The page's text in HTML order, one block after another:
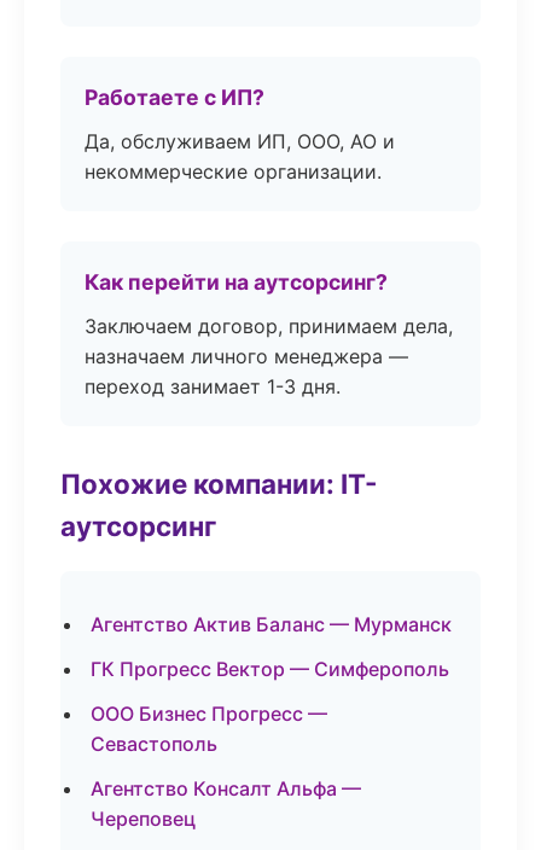
Работаете с ИП?
Да, обслуживаем ИП, ООО, АО и
некоммерческие организации.
Как перейти на аутсорсинг?
Заключаем договор, принимаем дела,
назначаем личного менеджера —
переход занимает 1-3 дня.
Похожие компании: IT-
аутсорсинг
Агентство Актив Баланс — Мурманск
ГК Прогресс Вектор — Симферополь
ООО Бизнес Прогресс —
Севастополь
Агентство Консалт Альфа —
Череповец